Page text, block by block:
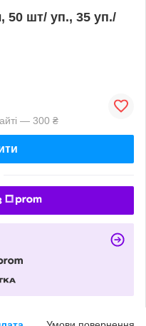
50 шт/ уп., 35 уп./
— 300 ₴